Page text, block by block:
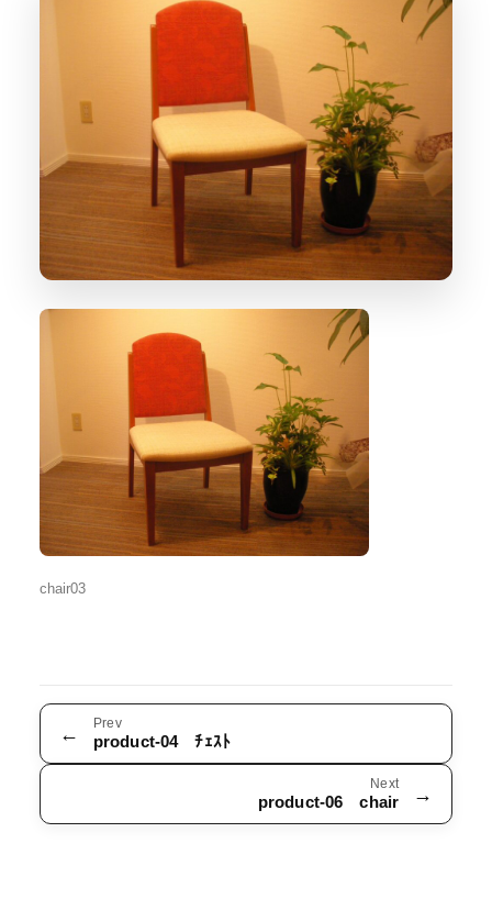
chair03
← Prev
product-04 ﾁｪｽﾄ
Next
product-06 chair →